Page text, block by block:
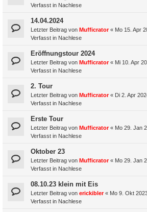
Verfasst in Nachlese
14.04.2024
Letzter Beitrag von Mufficrator« Mo 15. Apr
Verfasst in Nachlese
Eröffnungstour 2024
Letzter Beitrag von Mufficrator« Mi 10. Apr
Verfasst in Nachlese
2. Tour
Letzter Beitrag von Mufficrator« Di 2. Apr
Verfasst in Nachlese
Erste Tour
Letzter Beitrag von Mufficrator« Mo 29. Jan
Verfasst in Nachlese
Oktober 23
Letzter Beitrag von Mufficrator« Mo 29. Jan
Verfasst in Nachlese
08.10.23 klein mit Eis
Letzter Beitrag von erickibler« Mo 9. Okt
Verfasst in Nachlese